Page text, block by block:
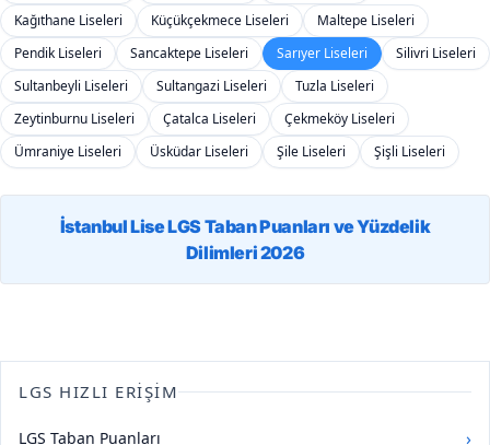
Kağıthane Liseleri
Küçükçekmece Liseleri
Maltepe Liseleri
Pendik Liseleri
Sancaktepe Liseleri Sarıyer Liseleri
Silivri Liseleri
Sultanbeyli Liseleri
Sultangazi Liseleri
Tuzla Liseleri
Zeytinburnu Liseleri
Çatalca Liseleri
Çekmeköy Liseleri
Ümraniye Liseleri
Üsküdar Liseleri Şile Liseleri Şişli Liseleri
İstanbul Lise LGS Taban Puanları ve Yüzdelik
Dilimleri 2026
LGS HIZLI ERIŞIM
LGS Taban Puanları ›